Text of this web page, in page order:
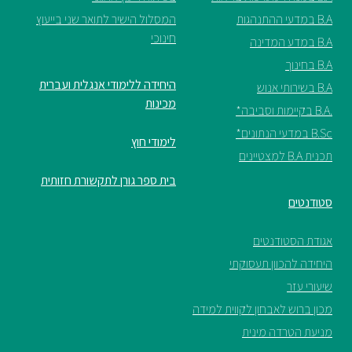
ספריה
משרתי
מילואים
וכוחות
הביטחון
–
הרשמו
עכשיו
B.A במדעי ההתנהגות
B.A במדע המדינה
B.A בחינוך
B.A בשירותי אנוש
.B.A בקיימות וסביבה*
B.Sc במדעי הנתונים*
תכנית B.A למצטיינים
המסלול הישיר לתואר שני בייעוץ
חינוכי
היחידה ללימודי אנגלית ועברית
מכינות
לימודי חוץ
בית ספר גורן לתקשורת חזותית
סטודנטים
אגודת הסטודנטים
היחידה להכוון תעסוקתי
שיעורי עזר
מכון ברוש לאבחון לקווית למידה
מניעת הטרדה מינית